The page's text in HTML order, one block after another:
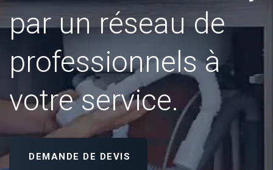
par un réseau de
professionnels à
votre service.
DEMANDE DE DEVIS